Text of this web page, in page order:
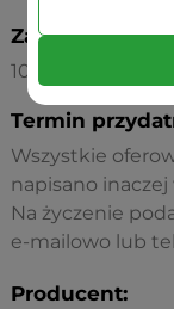
Zawartość:
100 g
Termin
Wszystkie
napisano inaczej
Na życzenie
e-mailowo lub
Producent: